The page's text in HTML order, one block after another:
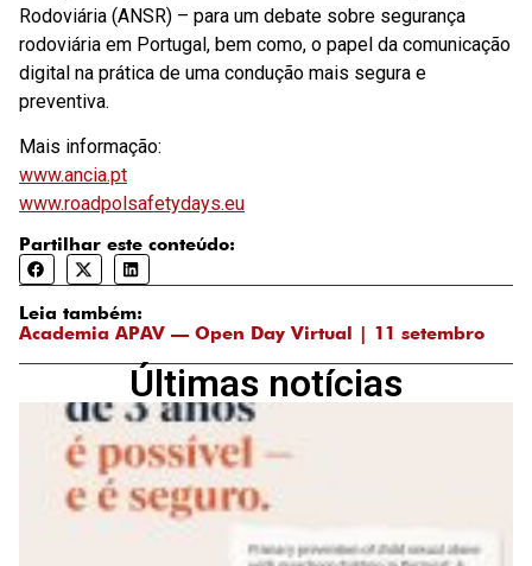
Rodoviária (ANSR) – para um debate sobre segurança
rodoviária em Portugal, bem como, o papel da comunicação
digital na prática de uma condução mais segura e
preventiva.
Mais informação:
www.ancia.pt
www.roadpolsafetydays.eu
Partilhar este conteúdo:
Leia também:
Academia APAV — Open Day Virtual | 11 setembro
Últimas notícias